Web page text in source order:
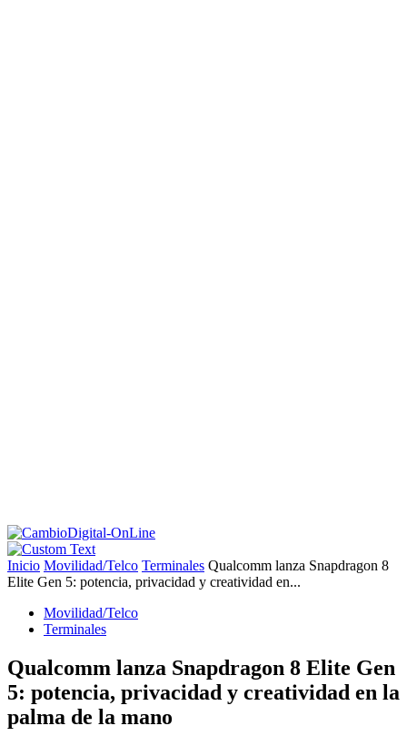
Inicio Movilidad/Telco Terminales Qualcomm lanza Snapdragon 8
Elite Gen 5: potencia, privacidad y creatividad en...
Movilidad/Telco
Terminales
Qualcomm lanza Snapdragon 8 Elite Gen
5: potencia, privacidad y creatividad en la
palma de la mano